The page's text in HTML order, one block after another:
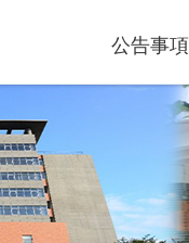
公告事項